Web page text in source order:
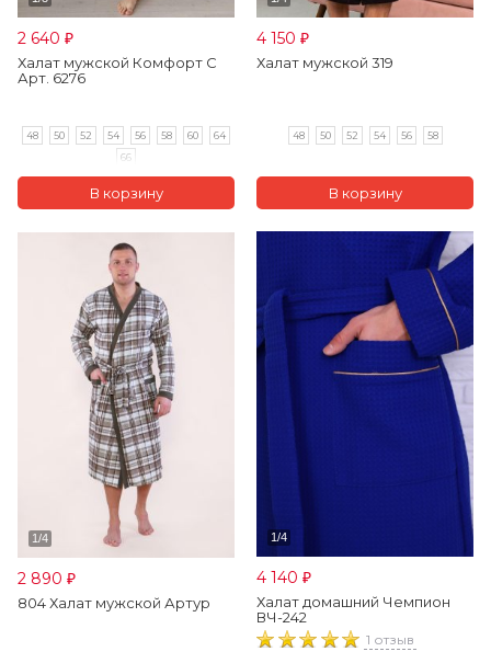
2 640 ₽
Халат мужской Комфорт С
Арт. 6276
48 50 52 54 56 58 60
64
66
4 150 ₽
Халат мужской 319
48 50 52 54 56 58
2 890 ₽
804 Халат мужской Артур
4 140 ₽
Халат домашний Чемпион
ВЧ-242
1 отзыв